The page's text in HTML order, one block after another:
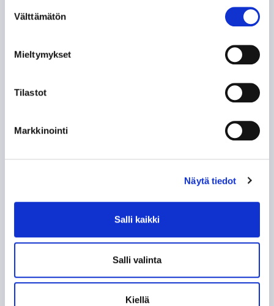
valinta
Välttämätön
Mieltymykset
Tilastot
Markkinointi
Näytä tiedot
Salli kaikki
Salli valinta
Kiellä